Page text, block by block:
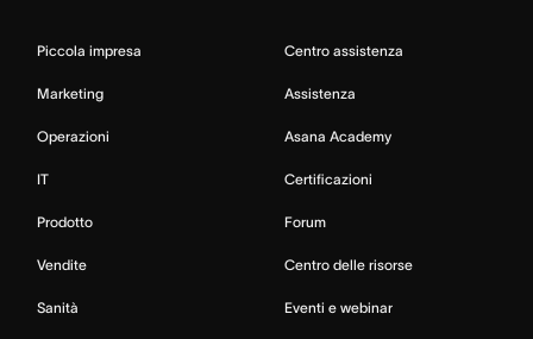
Piccola impresa
Marketing
Operazioni
IT
Prodotto
Vendite
Sanità
Centro assistenza
Assistenza
Asana Academy
Certificazioni
Forum
Centro delle risorse
Eventi e webinar